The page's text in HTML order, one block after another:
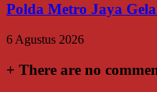
Polda Metro Jaya
6 Agustus 2026
+ There are no